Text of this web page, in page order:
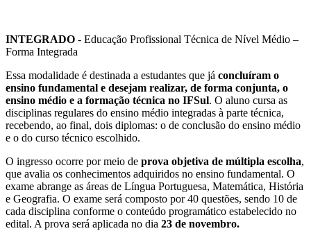
INTEGRADO - Educação Profissional Técnica de Nível Médio –
Forma Integrada
Essa modalidade é destinada a estudantes que já concluíram o
ensino fundamental e desejam realizar, de forma conjunta, o
ensino médio e a formação técnica no IFSul. O aluno cursa as
disciplinas regulares do ensino médio integradas à parte técnica,
recebendo, ao final, dois diplomas: o de conclusão do ensino médio
e o do curso técnico escolhido.
O ingresso ocorre por meio de prova objetiva de múltipla escolha,
que avalia os conhecimentos adquiridos no ensino fundamental. O
exame abrange as áreas de Língua Portuguesa, Matemática, História
e Geografia. O exame será composto por 40 questões, sendo 10 de
cada disciplina conforme o conteúdo programático estabelecido no
edital. A prova será aplicada no dia 23 de novembro.